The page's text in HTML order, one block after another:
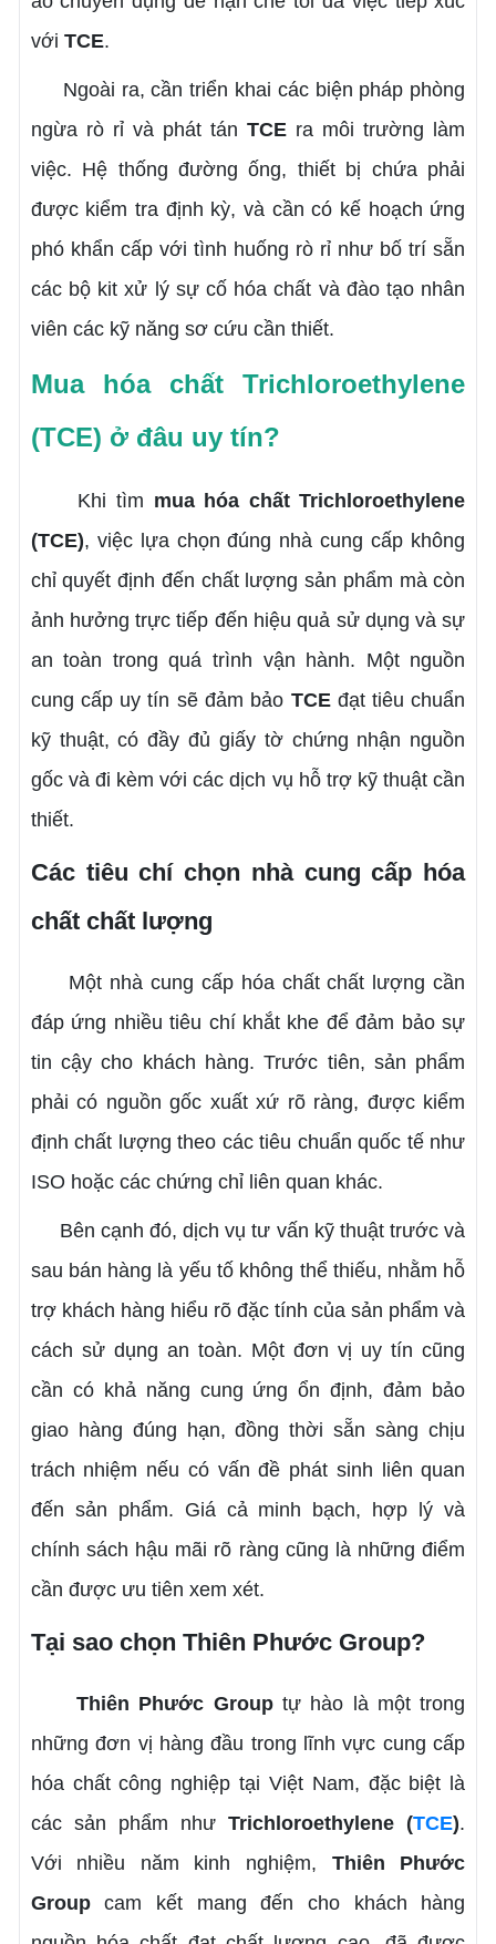
với TCE.
Ngoài ra, cần triển khai các biện pháp phòng
ngừa rò rỉ và phát tánTCE ra môi trường làm
việc. Hệ thống đường ống, thiết bị chứa phải
được kiểm tra định kỳ, và cần có kế hoạch ứng
phó khẩn cấp với tình huống rò rỉ như bố trí sẵn
các bộ kit xử lý sự cố hóa chất và đào tạo nhân
viên các kỹ năng sơ cứu cần thiết.
Mua hóa chất Trichloroethylene
(TCE) ở đâu uy tín?
Khi tìm mua hóa chất Trichloroethylene
(TCE), việc lựa chọn đúng nhà cung cấp không
chỉ quyết định đến chất lượng sản phẩm mà còn
ảnh hưởng trực tiếp đến hiệu quả sử dụng và sự
an toàn trong quá trình vận hành. Một nguồn
cung cấp uy tín sẽ đảm bảo TCEđạt tiêu chuẩn
kỹ thuật, có đầy đủ giấy tờ chứng nhận nguồn
gốc và đi kèm với các dịch vụ hỗ trợ kỹ thuật cần
thiết.
Các tiêu chí chọn nhà cung cấp hóa
chất chất lượng
Một nhà cung cấp hóa chất chất lượng cần
đáp ứng nhiều tiêu chí khắt khe để đảm bảo sự
tin cậy cho khách hàng. Trước tiên, sản phẩm
phải có nguồn gốc xuất xứ rõ ràng, được kiểm
định chất lượng theo các tiêu chuẩn quốc tế như
ISO hoặc các chứng chỉ liên quan khác.
Bên cạnh đó, dịch vụ tư vấn kỹ thuật trước và
sau bán hàng là yếu tố không thể thiếu, nhằm hỗ
trợ khách hàng hiểu rõ đặc tính của sản phẩm và
cách sử dụng an toàn. Một đơn vị uy tín cũng
cần có khả năng cung ứng ổn định, đảm bảo
giao hàng đúng hạn, đồng thời sẵn sàng chịu
trách nhiệm nếu có vấn đề phát sinh liên quan
đến sản phẩm. Giá cả minh bạch, hợp lý và
chính sách hậu mãi rõ ràng cũng là những điểm
cần được ưu tiên xem xét.
Tại sao chọn Thiên Phước Group?
Thiên Phước Grouptự hào là một trong
những đơn vị hàng đầu trong lĩnh vực cung cấp
hóa chất công nghiệp tại Việt Nam, đặc biệt là
các sản phẩm nhưTrichloroethylene (TCE).
Với nhiều năm kinh nghiệm, Thiên Phước
Groupcam kết mang đến cho khách hàng